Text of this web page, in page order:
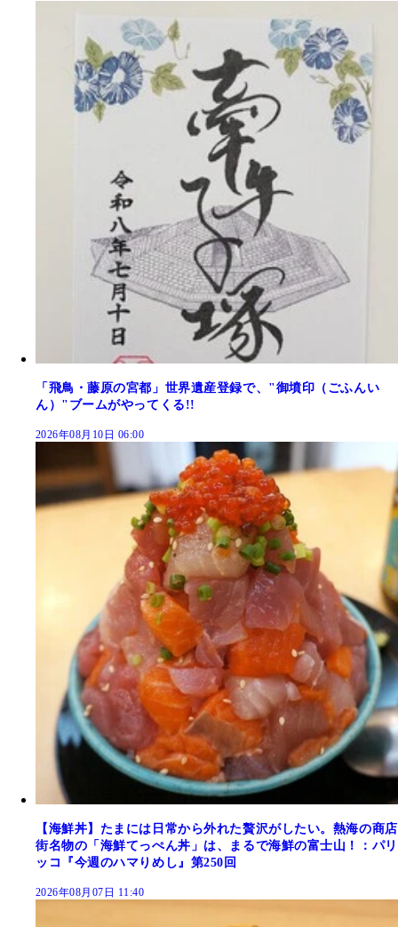
「飛鳥・藤原の宮都」世界遺産登録で、"御墳印（ごふんい
ん）"ブームがやってくる!!
2026年08月10日 06:00
【海鮮丼】たまには日常から外れた贅沢がしたい。熱海の商店
街名物の「海鮮てっぺん丼」は、まるで海鮮の富士山！：パリ
ッコ『今週のハマりめし』第250回
2026年08月07日 11:40